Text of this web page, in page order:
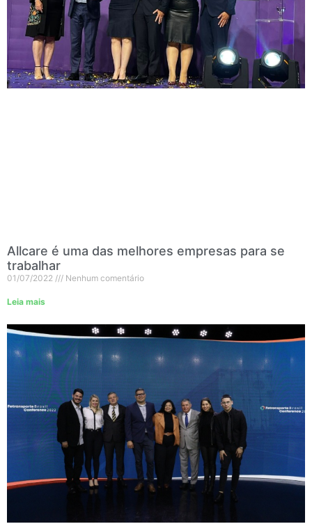
Allcare é uma das melhores empresas para se
trabalhar
01/07/2022 Nenhum comentário
Leia mais